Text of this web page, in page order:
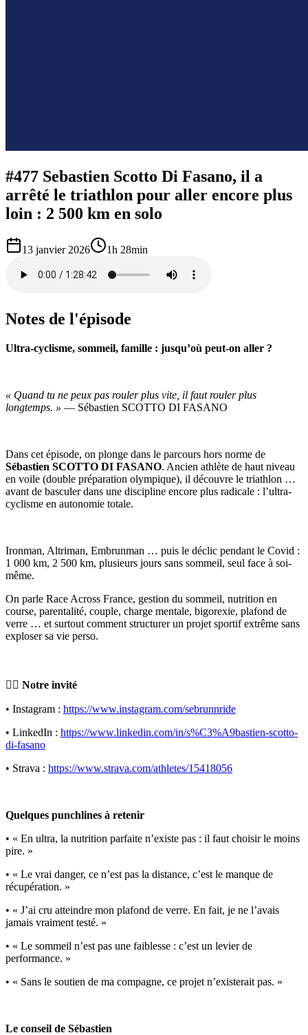
#477 Sebastien Scotto Di Fasano, il a
arrêté le triathlon pour aller encore plus
loin : 2 500 km en solo
13 janvier 2026 1h 28min
Notes de l'épisode
Ultra-cyclisme, sommeil, famille : jusqu’où peut-on aller ?
« Quand tu ne peux pas rouler plus vite, il faut rouler plus
longtemps. » — Sébastien SCOTTO DI FASANO
Dans cet épisode, on plonge dans le parcours hors norme de
Sébastien SCOTTO DI FASANO. Ancien athlète de haut niveau
en voile (double préparation olympique), il découvre le triathlon …
avant de basculer dans une discipline encore plus radicale : l’ultra-
cyclisme en autonomie totale.
Ironman, Altriman, Embrunman … puis le déclic pendant le Covid :
1 000 km, 2 500 km, plusieurs jours sans sommeil, seul face à soi-
même.
On parle Race Across France, gestion du sommeil, nutrition en
course, parentalité, couple, charge mentale, bigorexie, plafond de
verre … et surtout comment structurer un projet sportif extrême sans
exploser sa vie perso.
🏃‍♂️ Notre invité
• Instagram : https://www.instagram.com/sebrunnride
• LinkedIn : https://www.linkedin.com/in/s%C3%A9bastien-scotto-
di-fasano
• Strava : https://www.strava.com/athletes/15418056
Quelques punchlines à retenir
• « En ultra, la nutrition parfaite n’existe pas : il faut choisir le moins
pire. »
• « Le vrai danger, ce n’est pas la distance, c’est le manque de
récupération. »
• « J’ai cru atteindre mon plafond de verre. En fait, je ne l’avais
jamais vraiment testé. »
• « Le sommeil n’est pas une faiblesse : c’est un levier de
performance. »
• « Sans le soutien de ma compagne, ce projet n’existerait pas. »
Le conseil de Sébastien